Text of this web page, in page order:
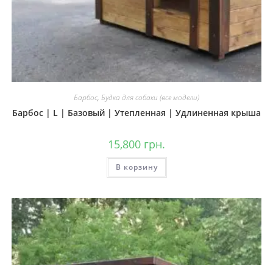
Барбос, Будка для собаки (все модели)
Барбос | L | Базовый | Утепленная | Удлиненная крыша
15,800 грн.
В корзину